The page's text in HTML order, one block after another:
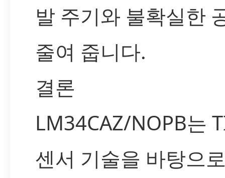
발 주기와 불확실한
줄여 줍니다.
결론
LM34CAZ/NOPB는
센서 기술을 바탕으